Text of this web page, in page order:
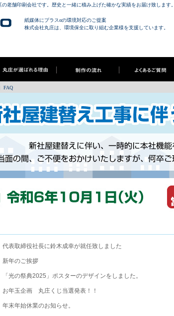
老舗印刷会社です。歴史と一緒に積み上げた確かな実績をお届け致します。
紙媒体にプラスαの環境対応のご提案
株式会社丸庄は、環境保全に取り組む企業様を支援しています。
FAQ
代表取締役社長に鈴木成幸が就任致しました
新年のご挨拶
「光の祭典2025」ポスターのデザインをしました。
お年玉企画 丸庄くじ当選発表！！
年末年始休業のお知らせ。